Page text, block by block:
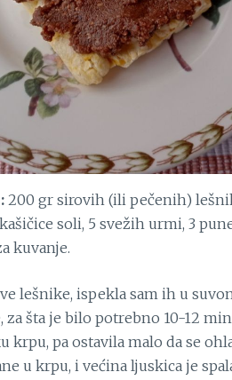
200 gr sirovih (ili pečenih)
soli, 5 svežih urmi, 3
kuvanje.
lešnike, ispekla sam ih u
šta je bilo potrebno 10-12
krpu, pa ostavila malo da se
u krpu, i većina ljuskica je